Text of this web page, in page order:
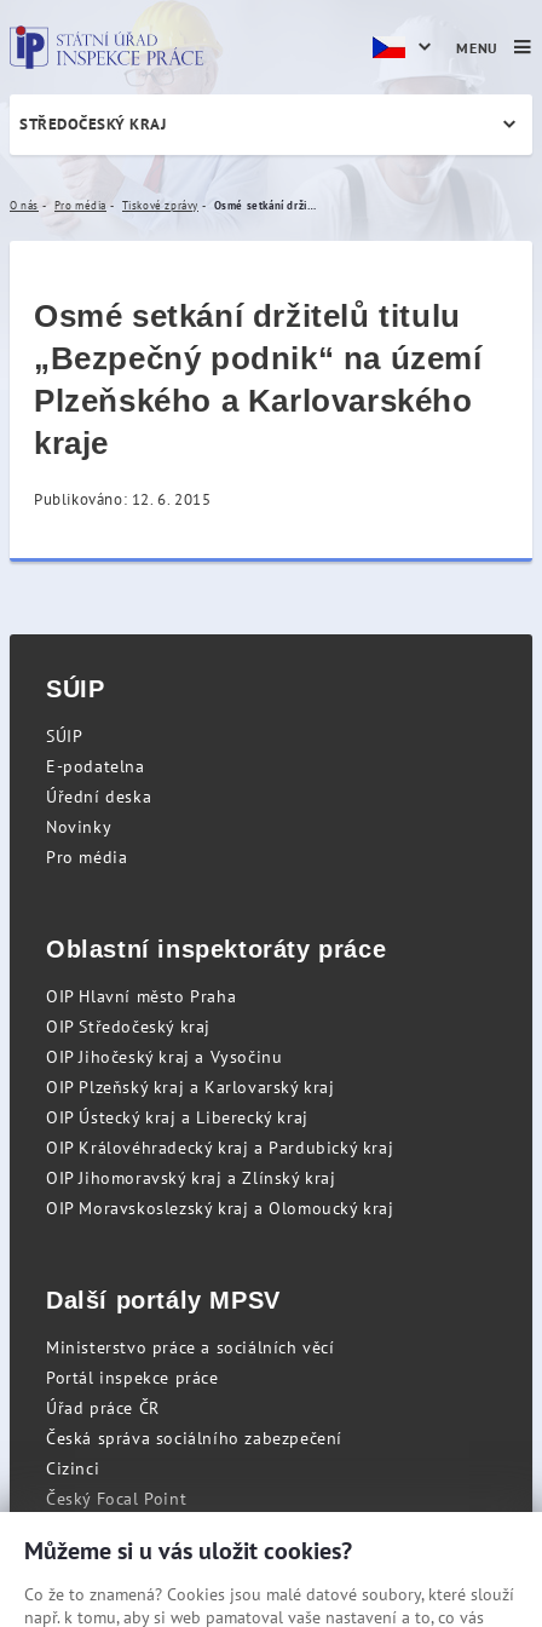
Osmé setkání držitelů titulu
STŘEDOČESKÝ KRAJ
O nás Pro média Tiskové zprávy
Osmé setkání držitelů titulu
„Bezpečný podnik“ na území
Plzeňského a Karlovarského
kraje
Publikováno: 12. 6. 2015
MENU
SÚIP
SÚIP
E-podatelna
Úřední deska
Novinky
Pro média
Oblastní inspektoráty práce
OIP Hlavní město Praha
OIP Středočeský kraj
OIP Jihočeský kraj a Vysočinu
OIP Plzeňský kraj a Karlovarský kraj
OIP Ústecký kraj a Liberecký kraj
OIP Královéhradecký kraj a Pardubický kraj
OIP Jihomoravský kraj a Zlínský kraj
OIP Moravskoslezský kraj a Olomoucký kraj
Další portály MPSV
Ministerstvo práce a sociálních věcí
Portál inspekce práce
Úřad práce ČR
Česká správa sociálního zabezpečení
Cizinci
Český Focal Point
RSS
Můžeme si u vás uložit cookies?
Co že to znamená? Cookies jsou malé datové soubory, které slouží
např. k tomu, aby si web pamatoval vaše nastavení a to, co vás